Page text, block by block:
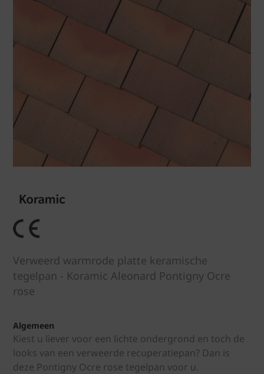
Verweerd warmrode platte keramische
tegelpan - Koramic Aleonard Pontigny Ocre
rose
Algemeen
Kiest u liever voor een lichte ondergrond en toch de
looks van een verweerde recuperatiepan? Dan is
deze Pontigny Ocre rose tegelpan voor u.